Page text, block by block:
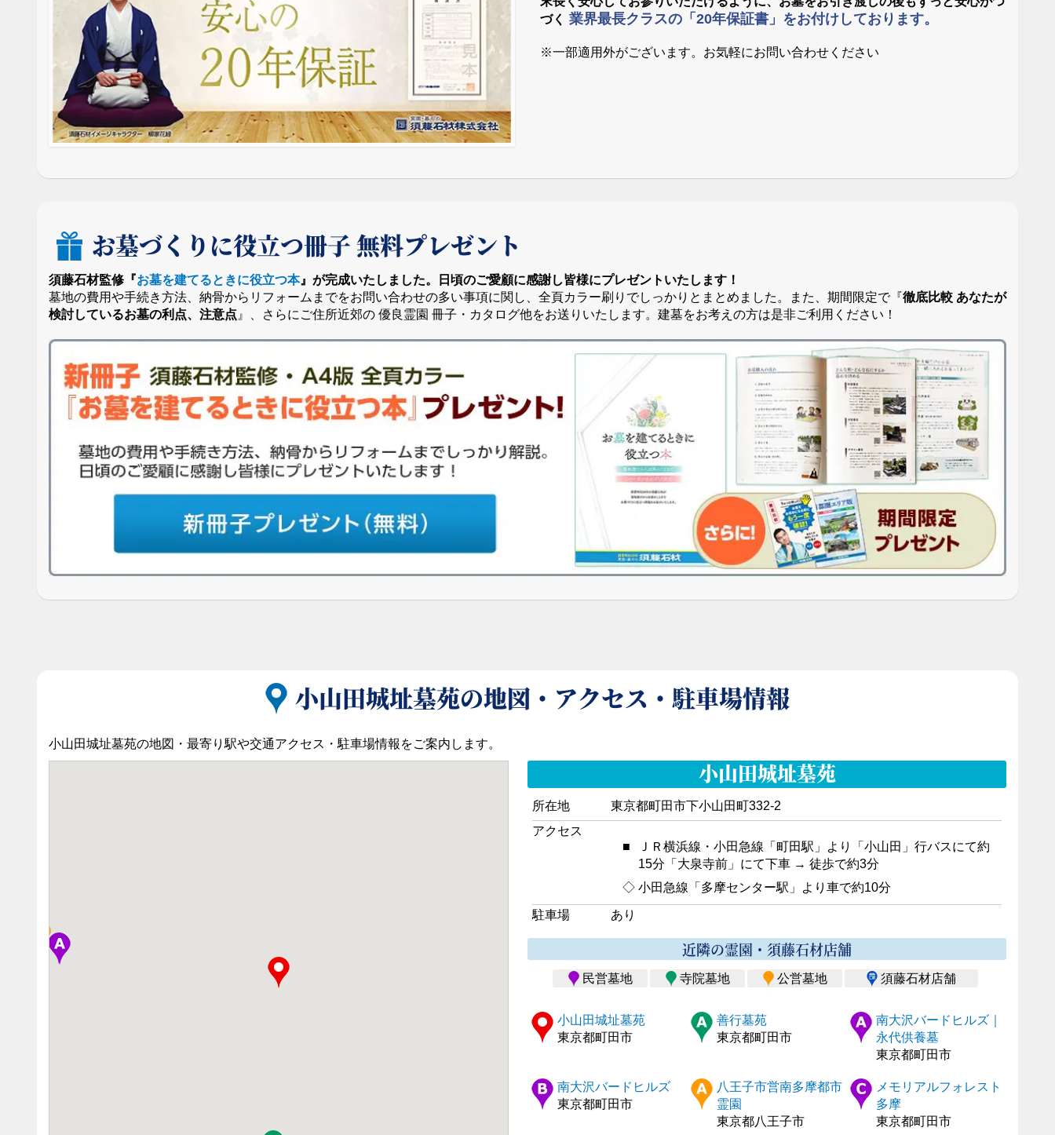
づく 業界最長クラスの「20年保証書」をお付けしております。
※一部適用外がございます。お気軽にお問い合わせください
お墓づくりに役立つ冊子 無料プレゼント
須藤石材監修『お墓を建てるときに役立つ本』が完成いたしました。日頃のご愛顧に感謝し皆様にプレゼントいたします！
墓地の費用や手続き方法、納骨からリフォームまでをお問い合わせの多い事項に関し、全頁カラー刷りでしっかりとまとめました。また、期間限定で『徹底比較 あなたが
検討しているお墓の利点、注意点 』、さらにご住所近郊の 優良霊園 冊子・カタログ他をお送りいたします。建墓をお考えの方は是非ご利用ください！
小山田城址墓苑の地図・アクセス・駐車場情報
小山田城址墓苑の地図・最寄り駅や交通アクセス・駐車場情報をご案内します。
小山田城址墓苑
所在地
東京都町田市下小山田町332-2
アクセス
■
ＪＲ横浜線・小田急線「町田駅」より「小山田」行バスにて約
15分「大泉寺前」にて下車 → 徒歩で約3分
◇ 小田急線「多摩センター駅」より車で約10分
駐車場 あり
近隣の霊園・須藤石材店舗
民営墓地 寺院墓地 公営墓地 須藤石材店舗
小山田城址墓苑
東京都町田市
善行墓苑
東京都町田市
南大沢バードヒルズ｜
永代供養墓
東京都町田市
南大沢バードヒルズ
東京都町田市
八王子市営南多摩都市
霊園
東京都八王子市
メモリアルフォレスト
多摩
東京都町田市